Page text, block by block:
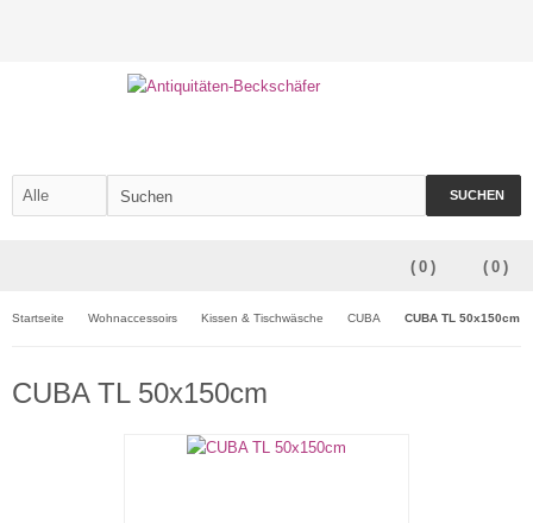
SUCHEN
( 0 )
( 0 )
Startseite Wohnaccessoirs Kissen & Tischwäsche CUBA CUBA TL 50x150cm
CUBA TL 50x150cm